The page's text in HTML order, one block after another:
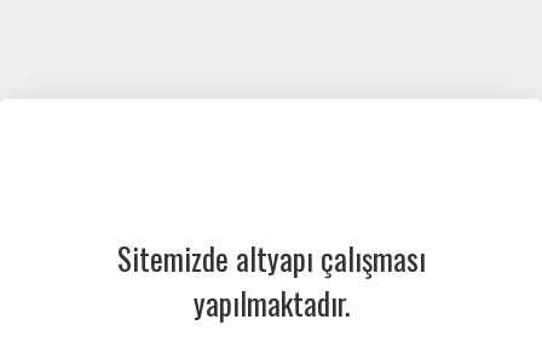
Sitemizde altyapı çalışması
yapılmaktadır.